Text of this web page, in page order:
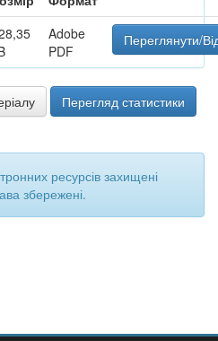
Adobe
PDF
Переглянути/
Перегляд статистики
ресурсів захищені
збережені.